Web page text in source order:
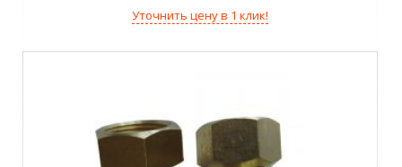
Уточнить цену в 1 клик!